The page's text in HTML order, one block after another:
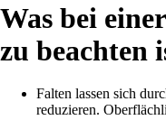
Was bei
zu beachten
Falten lassen sich
reduzieren.